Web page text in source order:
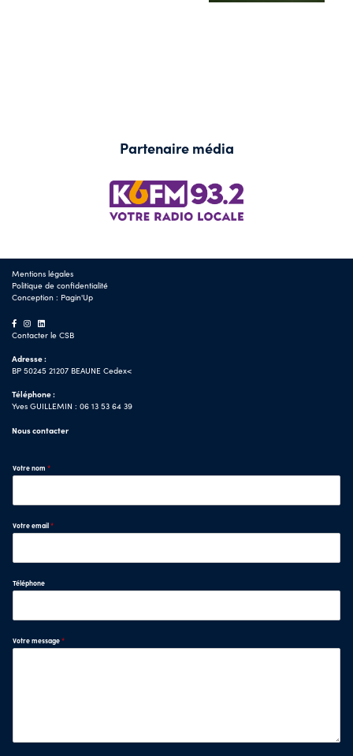
Partenaire média
Mentions légales
Politique de confidentialité
Conception : Pagin'Up
Contacter le CSB
Adresse :
BP 50245 21207 BEAUNE Cedex<
Téléphone :
Yves GUILLEMIN : 06 13 53 64 39
Nous contacter
Votre nom *
Votre email*
Téléphone
Votre message*